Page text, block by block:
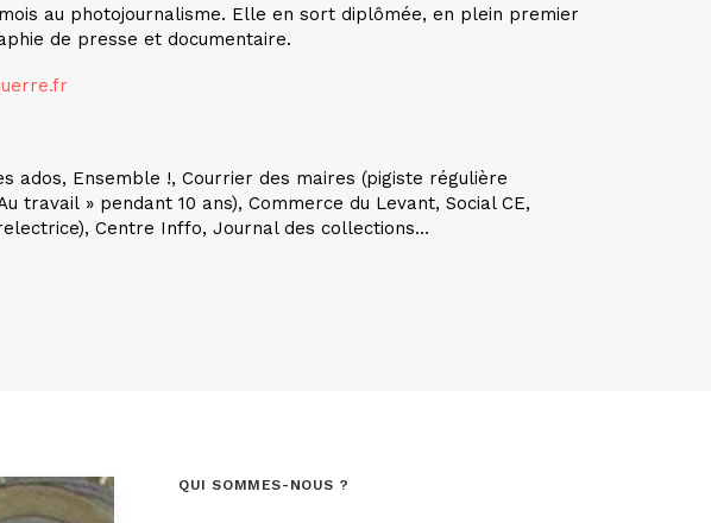
au photojournalisme. Elle en sort diplômée, en plein premier
de presse et documentaire.
ados, Ensemble !, Courrier des maires (pigiste régulière
travail » pendant 10 ans), Commerce du Levant, Social CE,
Centre Inffo, Journal des collections…
QUI SOMMES-NOUS ?